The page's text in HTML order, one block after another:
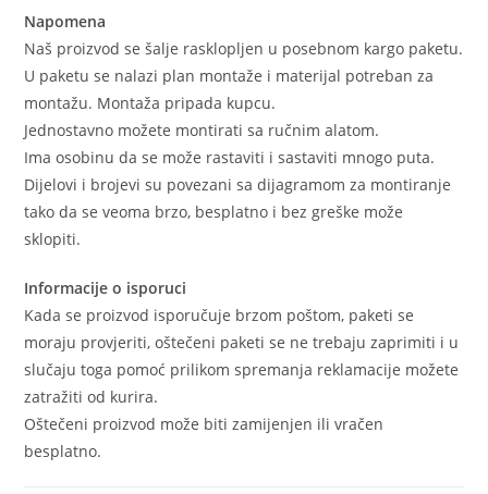
Napomena
Naš proizvod se šalje rasklopljen u posebnom kargo paketu.
U paketu se nalazi plan montaže i materijal potreban za
montažu. Montaža pripada kupcu.
Jednostavno možete montirati sa ručnim alatom.
Ima osobinu da se može rastaviti i sastaviti mnogo puta.
Dijelovi i brojevi su povezani sa dijagramom za montiranje
tako da se veoma brzo, besplatno i bez greške može
sklopiti.
Informacije o isporuci
Kada se proizvod isporučuje brzom poštom, paketi se
moraju provjeriti, oštečeni paketi se ne trebaju zaprimiti i u
slučaju toga pomoć prilikom spremanja reklamacije možete
zatražiti od kurira.
Oštečeni proizvod može biti zamijenjen ili vračen
besplatno.